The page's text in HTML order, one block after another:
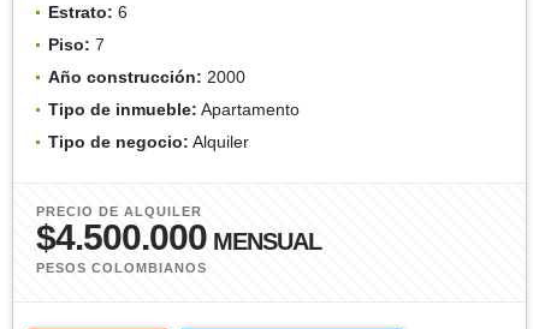
Estrato: 6
Piso: 7
Año construcción: 2000
Tipo de inmueble: Apartamento
Tipo de negocio: Alquiler
PRECIO DE ALQUILER
$4.500.000 MENSUAL
PESOS COLOMBIANOS